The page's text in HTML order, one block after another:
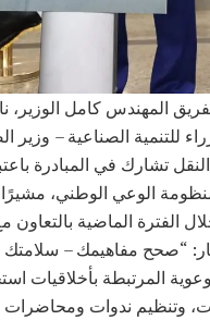
المهندس كامل الوزير،
للتنمية الصناعية – وزير
تشارك في المبادرة
الوعي الوطني،
الفترة الماضية بالتعاون
“صحح مفاهيمك – سلامتك
المرتبطة بأخلاقيات
وتنظيم ندوات